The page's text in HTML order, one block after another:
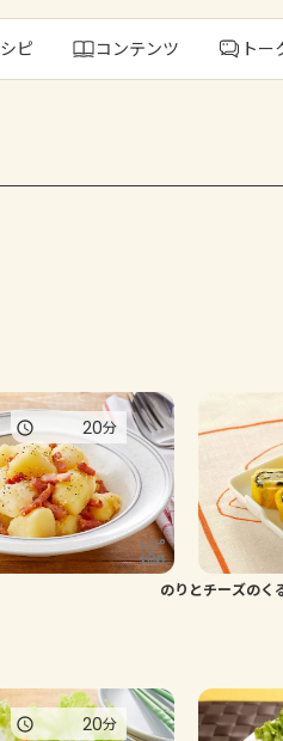
ピ コンテンツ トー
20分
のりとチーズのく
20分